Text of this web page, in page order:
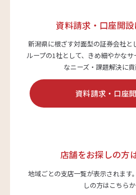
資料請求・口座開
新潟県に根ざす対面型の証券会社と
ループの1社として、 きめ細やかな
なニーズ・課題解決に
資料請求・口座
店舗をお探しの方
地域ごとの支店一覧が表示されます。
しの方はこちら